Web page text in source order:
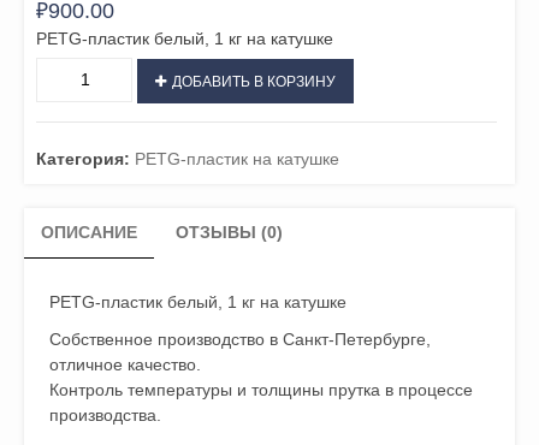
₽900.00
PETG-пластик белый, 1 кг на катушке
пластик,
мм,
ДОБАВИТЬ В КОРЗИНУ
Категория: PETG-пластик на катушке
ОПИСАНИЕ ОТЗЫВЫ (0)
PETG-пластик белый, 1 кг на катушке
Собственное производство в Санкт-Петербурге,
отличное качество.
Контроль температуры и толщины прутка в процессе
производства.